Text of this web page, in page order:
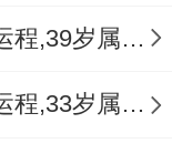
色，潜移默
1985年属牛女2024年运势及运程,39岁属牛人2024全年每月运势女性如何
1991年属羊女2024年运势及运程,33岁属羊人2024全年每月运势女性如何